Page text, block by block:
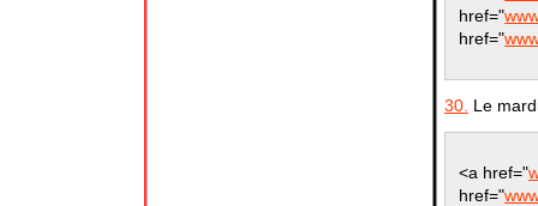
href="
href="
30. Le
<a href="
href="